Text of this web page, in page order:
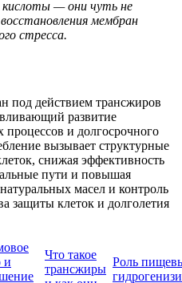
— они чуть не
мембран
стресса.
под действием трансжиров
развитие
процессов и долгосрочного
вызывает структурные
снижая эффективность
пути и повышая
масел и контроль
защиты клеток и долголетия
и
Что такое
трансжиры
Роль